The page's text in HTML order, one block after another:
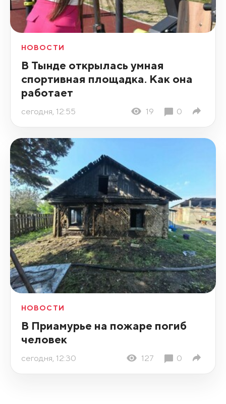
НОВОСТИ
В Тынде открылась умная
спортивная площадка. Как она
работает
сегодня, 12:55 19 0
НОВОСТИ
В Приамурье на пожаре погиб
человек
сегодня, 12:30 127 0